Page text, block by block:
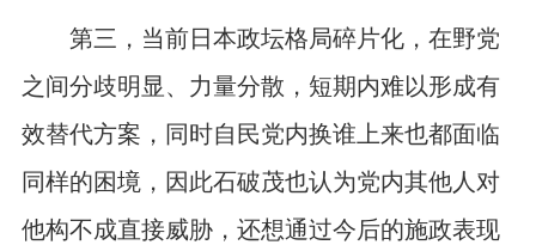
第三，当前日本政坛格局碎片化，在野党
之间分歧明显、力量分散，短期内难以形成有
效替代方案，同时自民党内换谁上来也都面临
同样的困境，因此石破茂也认为党内其他人对
他构不成直接威胁，还想通过今后的施政表现